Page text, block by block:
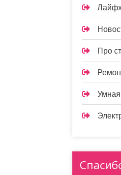
Про
Умная